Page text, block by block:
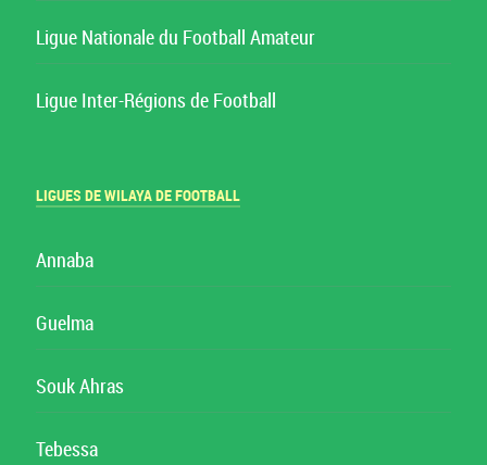
Ligue Nationale du Football Amateur
Ligue Inter-Régions de Football
LIGUES DE WILAYA DE FOOTBALL
Annaba
Guelma
Souk Ahras
Tebessa